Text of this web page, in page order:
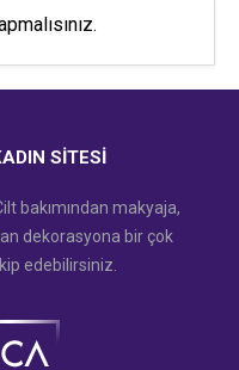
SITESI
bakımından makyaja,
dekorasyona bir çok
edebilirsiniz.